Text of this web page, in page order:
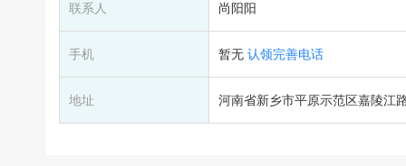
联系人 尚阳阳
手机 暂无 认领完善电话
地址 河南省新乡市平原示范区嘉陵江